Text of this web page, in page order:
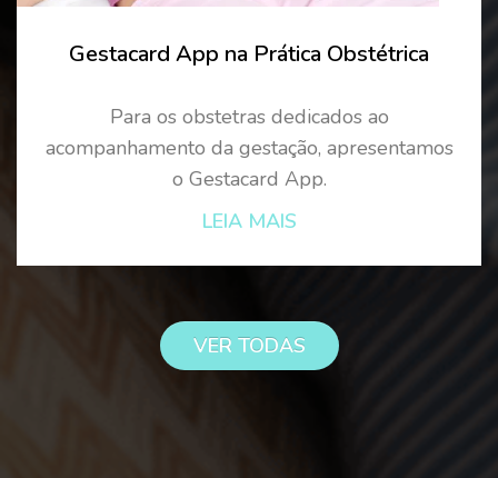
Gestacard App na Prática Obstétrica
Para os obstetras dedicados ao
acompanhamento da gestação, apresentamos
o Gestacard App.
LEIA MAIS
VER TODAS